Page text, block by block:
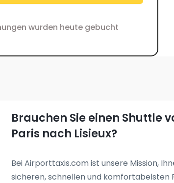
wurden heute gebucht
Brauchen Sie einen Shuttle
Paris nach Lisieux?
Bei Airporttaxis.com ist unsere Mission,
sicheren, schnellen und komfortabelsten